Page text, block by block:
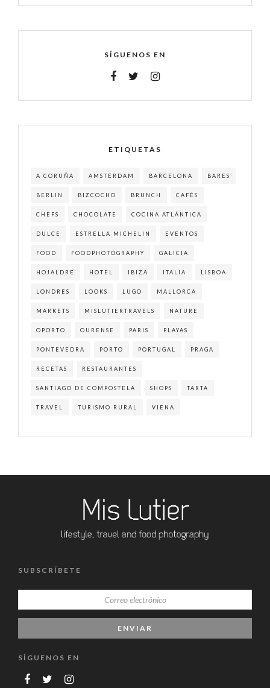
SÍGUENOS EN
ETIQUETAS
A CORUÑA AMSTERDAM BARCELONA BARES
BERLIN BIZCOCHO BRUNCH CAFÉS
CHEFS CHOCOLATE COCINA ATLÁNTICA
DULCE ESTRELLA MICHELIN EVENTOS
FOOD FOODPHOTOGRAPHY GALICIA
HOJALDRE HOTEL IBIZA ITALIA LISBOA
LONDRES LOOKS LUGO MALLORCA
MARKETS MISLUTIERTRAVELS NATURE
OPORTO OURENSE PARIS PLAYAS
PONTEVEDRA PORTO PORTUGAL PRAGA
RECETAS RESTAURANTES
SANTIAGO DE COMPOSTELA SHOPS TARTA
TRAVEL TURISMO RURAL VIENA
SUBSCRÍBETE
SÍGUENOS EN